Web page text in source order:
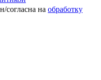
согласна на обработку